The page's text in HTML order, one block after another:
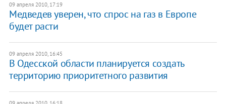
09 апреля 2010, 17:19
Медведев уверен, что спрос на газ в Европе
будет расти
09 апреля 2010, 16:45
В Одесской области планируется создать
территорию приоритетного развития